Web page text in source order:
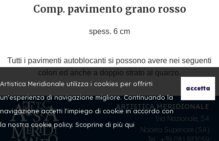
Artistica Meridionale utilizza i cookies per offrirti
un'esperienza di navigazione migliore. Continuando la
navigazione accetti l'impiego di cookie in accordo con
la nostra cookie policy. Scoprine di più qui
Comp. pavimento grano rosso
spess. 6 cm
Tutti i pavimenti autoblocanti si possono avere nei seguenti
colori ed anche a doppio strato al quarzo.
ARTISTICA MERIDIONALE
Via Nazionale, 54
Nocera Superiore (SA)